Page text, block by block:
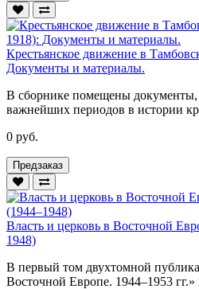
Крестьянское движение в
Документы и материалы.
В сборнике помещены
важнейших периодов в истории
0 руб.
Предзаказ
Власть и церковь в Восточной
1948)
В первый том двухтомной
Восточной Европе. 1944–1953